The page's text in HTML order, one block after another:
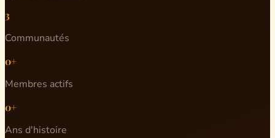
3
Communautés
0+
Membres actifs
0+
Ans d'histoire